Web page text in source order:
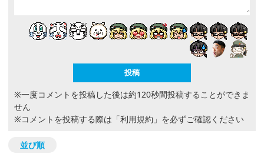
※一度コメントを投稿した後は約120秒間投稿することができま
せん
※コメントを投稿する際は 「利用規約」 を必ずご確認ください
並び順